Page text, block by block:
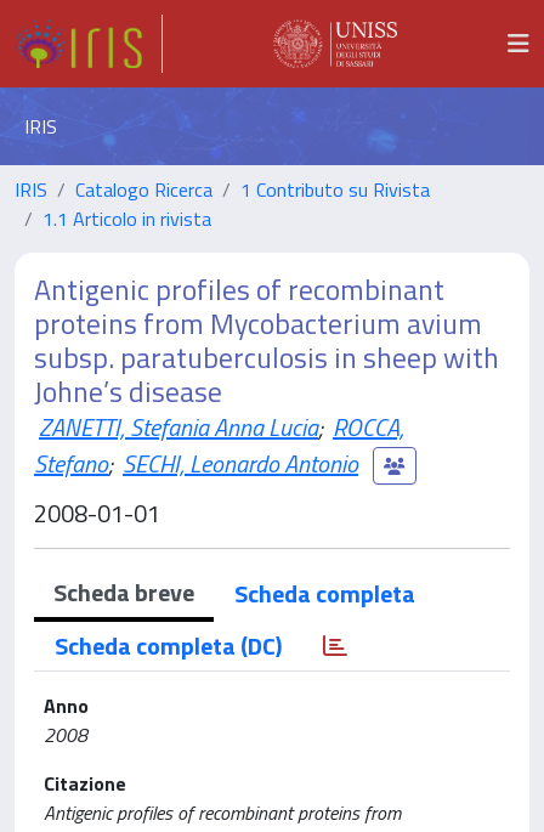
IRIS
IRIS Catalogo Ricerca
1 Contributo su Rivista
1.1 Articolo in rivista
Antigenic profiles of recombinant
proteins from Mycobacterium avium
subsp. paratuberculosis in sheep with
Johne’s disease
ZANETTI, Stefania Anna Lucia; ROCCA,
Stefano; SECHI, Leonardo Antonio
2008-01-01
Scheda breve
Scheda completa
Scheda completa (DC)
Anno
2008
Citazione
Antigenic profiles of recombinant proteins from